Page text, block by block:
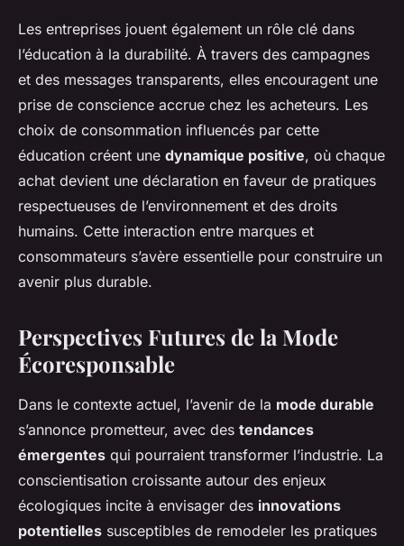
Les entreprises jouent également un rôle clé dans
l’éducation à la durabilité. À travers des campagnes
et des messages transparents, elles encouragent une
prise de conscience accrue chez les acheteurs. Les
choix de consommation influencés par cette
éducation créent une dynamique positive, où chaque
achat devient une déclaration en faveur de pratiques
respectueuses de l’environnement et des droits
humains. Cette interaction entre marques et
consommateurs s’avère essentielle pour construire un
avenir plus durable.
Perspectives Futures de la Mode
Écoresponsable
Dans le contexte actuel, l’avenir de la mode durable
s’annonce prometteur, avec des tendances
émergentes qui pourraient transformer l’industrie. La
conscientisation croissante autour des enjeux
écologiques incite à envisager des innovations
potentielles susceptibles de remodeler les pratiques